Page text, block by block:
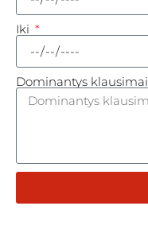
Iki
Dominantys klausimai